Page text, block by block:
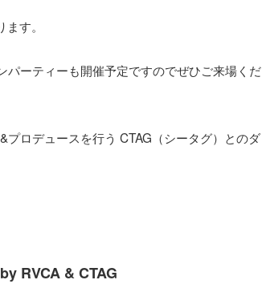
す。
ーティーも開催予定ですのでぜひご来場くだ
ロデュースを行う CTAG（シータグ）とのダ
RVCA & CTAG